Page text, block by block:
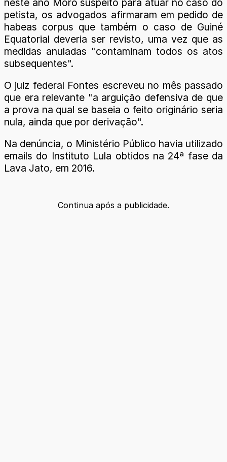
petista, os advogados afirmaram em pedido de
habeas corpus que também o caso de Guiné
Equatorial deveria ser revisto, uma vez que as
medidas anuladas "contaminam todos os atos
subsequentes".
O juiz federal Fontes escreveu no mês passado
que era relevante "a arguição defensiva de que
a prova na qual se baseia o feito originário seria
nula, ainda que por derivação".
Na denúncia, o Ministério Público havia utilizado
emails do Instituto Lula obtidos na 24ª fase da
Lava Jato, em 2016.
Continua após a publicidade.